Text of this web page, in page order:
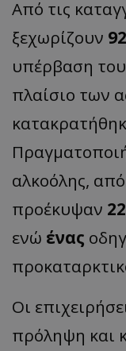
Από τις
ξεχωρίζουν 92
υπέρβαση
πλαίσιο των
αλκοόλης,
προέκυψαν 22
ενώ ένας
Οι
πρόληψη και